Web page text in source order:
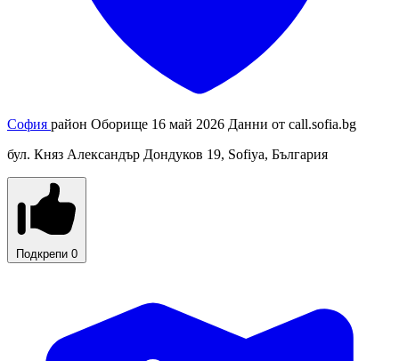
София район Оборище 16 май 2026 Данни от call.sofia.bg
бул. Княз Александър Дондуков 19, Sofiya, България
Подкрепи 0